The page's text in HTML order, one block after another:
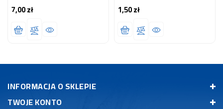
7,00 złCena 1,50 złCena
INFORMACJA O SKLEPIE
TWOJE KONTO